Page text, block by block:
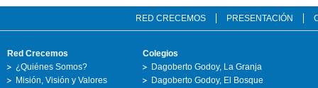
RED CRECEMOS PRESENTACIÓN
Red Crecemos
¿Quiénes Somos?
Misión, Visión y Valores
Colegios
Dagoberto Godoy, La Granja
Dagoberto Godoy, El Bosque